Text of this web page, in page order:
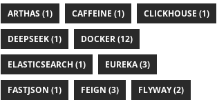
ARTHAS (1) CAFFEINE (1) CLICKHOUSE (1)
DEEPSEEK (1) DOCKER (12)
ELASTICSEARCH (1) EUREKA (3)
FASTJSON (1) FEIGN (3) FLYWAY (2)